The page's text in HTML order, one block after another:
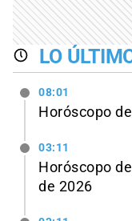
LO
08:01
Horóscopo
03:11
Horóscopo
de 2026